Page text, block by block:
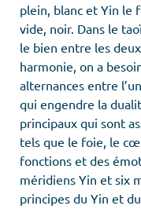
plein, blanc et Yin le
vide, noir. Dans le
le bien entre les
harmonie, on a
alternances entre
qui engendre la
principaux qui sont
tels que le foie, le
fonctions et des
méridiens Yin et six
principes du Yin et